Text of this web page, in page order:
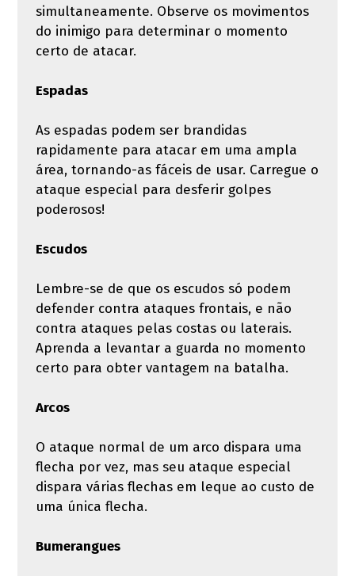
simultaneamente. Observe os movimentos
do inimigo para determinar o momento
certo de atacar.
Espadas
As espadas podem ser brandidas
rapidamente para atacar em uma ampla
área, tornando-as fáceis de usar. Carregue o
ataque especial para desferir golpes
poderosos!
Escudos
Lembre-se de que os escudos só podem
defender contra ataques frontais, e não
contra ataques pelas costas ou laterais.
Aprenda a levantar a guarda no momento
certo para obter vantagem na batalha.
Arcos
O ataque normal de um arco dispara uma
flecha por vez, mas seu ataque especial
dispara várias flechas em leque ao custo de
uma única flecha.
Bumerangues